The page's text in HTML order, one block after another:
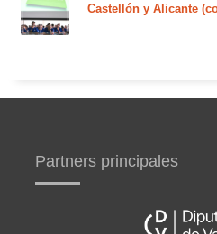
Castellón y Alicante
Partners principales